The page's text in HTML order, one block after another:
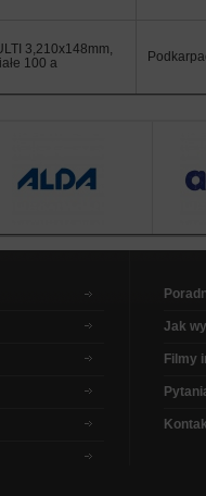
3,210x148mm,
100 a
Jak
Filmy